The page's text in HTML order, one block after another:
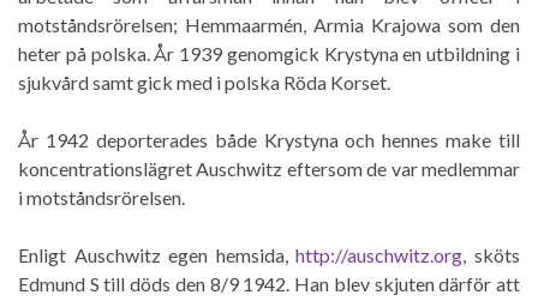
motståndsrörelsen; Hemmaarmén, Armia Krajowa som den
heter på polska. År 1939 genomgick Krystyna en utbildning i
sjukvård samt gick med i polska Röda Korset.
År 1942 deporterades både Krystyna och hennes make till
koncentrationslägret Auschwitz eftersom de var medlemmar
i motståndsrörelsen.
Enligt Auschwitz egen hemsida,http://auschwitz.org, sköts
Edmund S till döds den 8/9 1942. Han blev skjuten därför att